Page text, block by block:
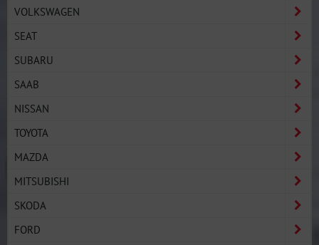
VOLKSWAGEN
SEAT
SUBARU
SAAB
NISSAN
TOYOTA
MAZDA
MITSUBISHI
SKODA
FORD